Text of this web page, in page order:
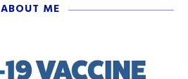
ABOUT ME